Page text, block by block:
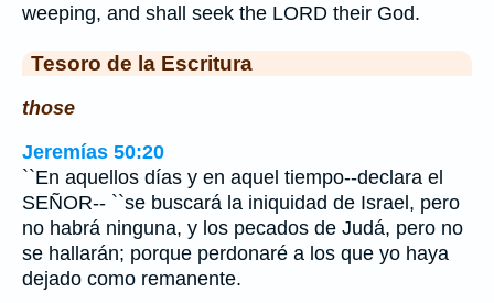
weeping, and shall seek the LORD their God.
Tesoro de la Escritura
those
Jeremías 50:20
``En aquellos días y en aquel tiempo--declara el
SEÑOR-- ``se buscará la iniquidad de Israel, pero
no habrá ninguna, y los pecados de Judá, pero no
se hallarán; porque perdonaré a los que yo haya
dejado como remanente.